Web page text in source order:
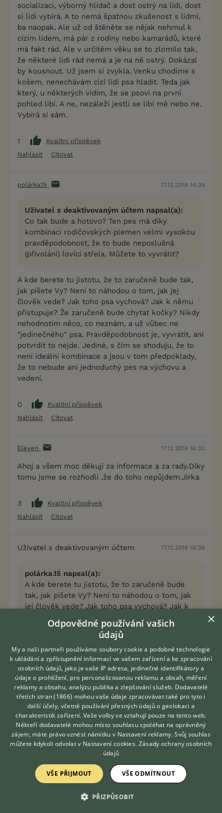
socializaci, výborný hlídač a dost ostrý na lidi, dost
si lidi vybírá. A to nemá špatnou zkušenost s lidmi,
ba naopak. Ale už od štěněte se nějak nehrnul k
cizím lidem, má pár z rodiny nebo kamarádů, které
má fakt rád. Ale v určitém věku se to zlomilo tak,
že některé lidi rád nemá a je na ně ostrý. Dokázal
by kousnout. Už jsem si zvykla. Venku chodíme s
košem, nenechávám cizí lidi psa hladit. Teda jak
který, u některých vidím, že se psovi na první
pohled líbí. A ne, nezáleží jestli se líbí mě nebo ne.
Vybírá si sám.
1
Kvalitní příspěvek
Nahlásit
Citovat
polárka.15 17.12.2018 14:39
Uživatel s deaktivovaným účtem napsal(a):
Co tak bude a hotovo? Ten pes má díky
kombinaci rodičovských plemen velmi vysokou
pravděpodobnost, že to bude neposlušná
(přivolání) lovící střela. Můžete to vyvrátit?
A kde berete tu jistotu, že to zaručeně bude tak,
jak píšete Vy? Není to náhodou o tom, jak jej
člověk vede? Jak toho psa vychová? Jak k němu
přistupuje? Že zaručeně bude chytat kočky? Nikdy
nehodnotím něco, co neznám, a už vůbec ne
"jedinečného" psa. Pravděpodobnost je, vyvrátit, ani
potvrdit to nejde. Jediné, s čím se shoduju, že to
není ideální kombinace a jsou v tom předpoklady,
že to nebude ani jednoduchý pes na výchovu a
vedení.
0
Kvalitní příspěvek
Nahlásit
Citovat
Eleven 17.12.2018 16:32
Ahoj a všem moc děkuji za informace a za rady.Díky
tomu jsme se rozhodli ,že do toho nepůjdem.Jirka
3
Kvalitní příspěvek
Nahlásit
Citovat
Uživatel s deaktivovaným účtem 17.12.2018 16:36
polárka.15 napsal(a):
A kde berete tu jistotu, že to zaručeně bude
tak, jak píšete Vy? Není to náhodou o tom, jak
jej člověk vede? Jak toho psa vychová? Jak k
kočky? Nikdy nehodnotím něco, co neznám, a
už vůbec ne "jedinečného" psa.
Pravděpodobnost je, vyvrátit, ani potvrdit to
nejde. Jediné, s čím se shoduju, že to není
ideální kombinace a jsou v tom předpoklady, že
to nebude ani jednoduchý pes na výchovu a
vedení.
Čím jsem starší, tím méně věřím na tabula rasa a
tomu, že něco výrazně ovlivníte výchovou nebo
přístupem.
Kvalitní příspěvek
Nahlásit
Hledáte zvířecího kamaráda?
Zdarma vám poradí
VETERINÁŘ ONLINE
KONZULTOVAT S
VETERINÁŘEM
×
Odpovědné používání vašich
údajů
My a naši partneři používáme soubory cookie a podobné technologie
k ukládání a zpřístupnění informací ve vašem zařízení a ke zpracování
osobních údajů, jako je vaše IP adresa, jedinečné identifikátory a
údaje o prohlížení, pro personalizovanou reklamu a obsah, měření
reklamy a obsahu, analýzu publika a zlepšování služeb. Dodavatelé
třetích stran (1866) mohou vaše údaje zpracovávat také pro tyto i
další účely, včetně používání přesných údajů o geolokaci a
charakteristik zařízení. Vaše volby se vztahují pouze na tento web.
Někteří dodavatelé mohou místo souhlasu spoléhat na oprávněný
zájem; máte právo vznést námitku v Nastavení reklamy. Svůj souhlas
můžete kdykoli odvolat v Nastavení cookies. Zásady ochrany osobních
údajů
VŠE PŘIJMOUT VŠE ODMÍTNOUT
PŘIZPŮSOBIT